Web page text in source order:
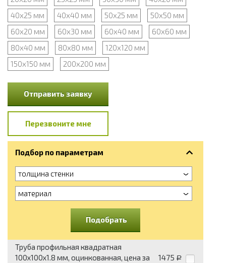
40х25 мм
40х40 мм 50х25 мм
50х50 мм
60х20 мм
60х30 мм 60х40 мм
60х60 мм
80х40 мм
80х80 мм
120х120 мм
150х150 мм
200х200 мм
Отправить заявку
Перезвоните мне
Подбор по параметрам
толщина стенки
материал
Подобрать
Труба профильная квадратная
100x100x1.8 мм, оцинкованная, цена за
1475 Р